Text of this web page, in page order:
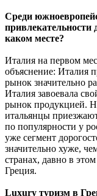
Среди
привлекательности
каком месте?
Италия на первом
объяснение: Италия
рынок значительно
Италия завоевала
рынок продукцией.
итальянцы
по популярности у
уже сегмент
значительно хуже,
странах, давно в
Греция.
Luxury туризм в